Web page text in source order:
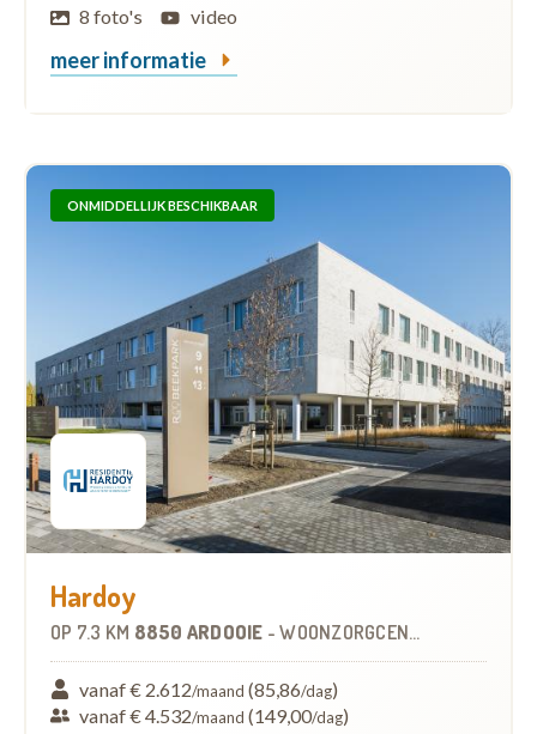
8 foto's
video
meer informatie
ONMIDDELLIJK BESCHIKBAAR
Hardoy
OP 7.3 KM 8850 ARDOOIE -WOONZORGCENTRUM (WZC)
vanaf € 2.612/maand (85,86/dag)
vanaf € 4.532/maand (149,00/dag)